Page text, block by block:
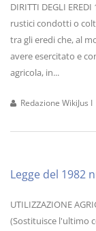
DIRITTI DEGLI
rustici condotti o
tra gli eredi che, al
avere esercitato e
agricola, in...
Redazione WikiJus I
Legge del 1982
UTILIZZAZIONE
(Sostituisce l'ultimo